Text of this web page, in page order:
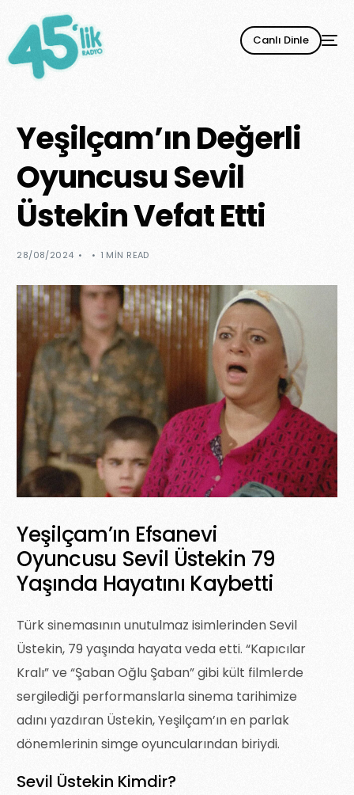
Canlı Dinle
Yeşilçam’ın Değerli
Oyuncusu Sevil
Üstekin Vefat Etti
28/08/2024 1 MIN READ
Yeşilçam’ın Efsanevi
Oyuncusu Sevil Üstekin 79
Yaşında Hayatını Kaybetti
Türk sinemasının unutulmaz isimlerinden Sevil
Üstekin, 79 yaşında hayata veda etti. “Kapıcılar
Kralı” ve “Şaban Oğlu Şaban” gibi kült filmlerde
sergilediği performanslarla sinema tarihimize
adını yazdıran Üstekin, Yeşilçam’ın en parlak
dönemlerinin simge oyuncularından biriydi.
Sevil Üstekin Kimdir?